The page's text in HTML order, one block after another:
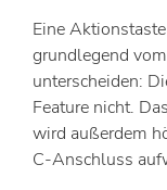
Eine
grundlegend
unterscheiden:
Feature nicht.
wird außerdem
C-Anschluss